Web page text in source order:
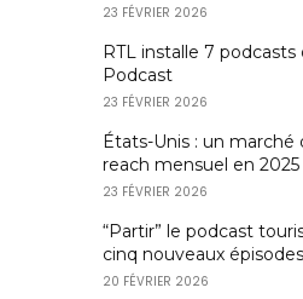
23 FÉVRIER 2026
RTL installe 7 podcasts
Podcast
23 FÉVRIER 2026
États-Unis : un marché
reach mensuel en 2025
23 FÉVRIER 2026
“Partir” le podcast
cinq nouveaux épisodes
20 FÉVRIER 2026